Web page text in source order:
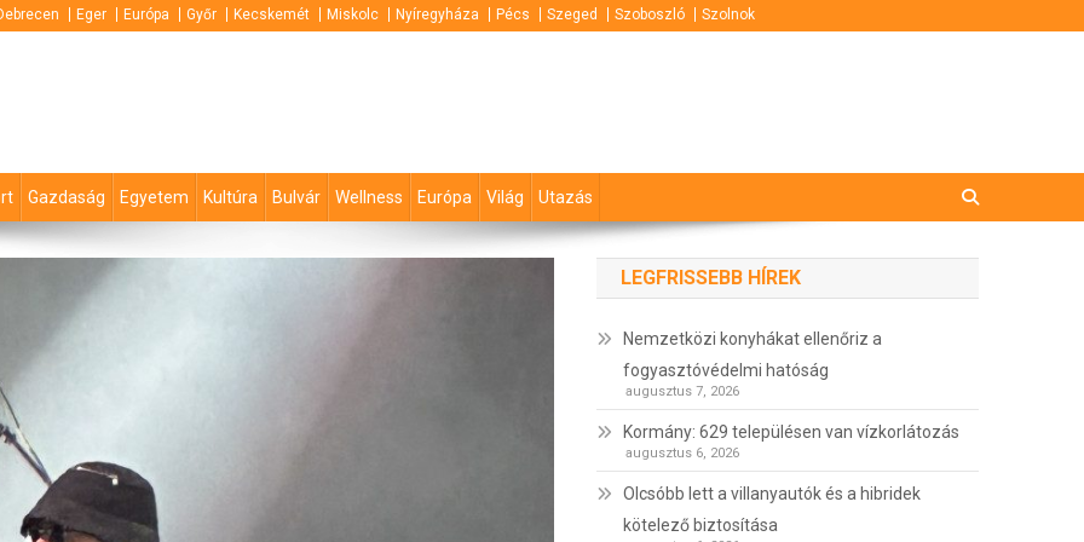
Eger Európa Győr Kecskemét Miskolc Nyíregyháza Pécs Szeged Szoboszló Szolnok
Gazdaság Egyetem Kultúra Bulvár Wellness Európa Világ Utazás
LEGFRISSEBB HÍREK
Nemzetközi konyhákat ellenőriz a
fogyasztóvédelmi hatóság
augusztus 7, 2026
Kormány: 629 településen van vízkorlátozás
augusztus 6, 2026
Olcsóbb lett a villanyautók és a hibridek
kötelező biztosítása